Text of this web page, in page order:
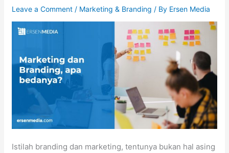
Leave a Comment / Marketing & Branding / By Ersen Media
Istilah branding dan marketing, tentunya bukan hal asing